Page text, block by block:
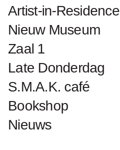
Artist-in-Residence
Nieuw Museum
Zaal 1
Late Donderdag
S.M.A.K. café
Bookshop
Nieuws